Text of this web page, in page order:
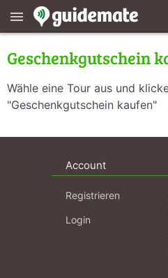
menu
Geschenkgutschein
Wähle eine Tour aus und
"Geschenkgutschein kaufen"
Account
Registrieren
Login